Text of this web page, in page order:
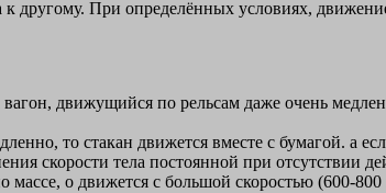
другому. При определённых условиях,
движущийся по рельсам даже очень
то стакан движется вместе с бумагой. а
скорости тела постоянной при отсутствии
о движется с большой скоростью (600-800